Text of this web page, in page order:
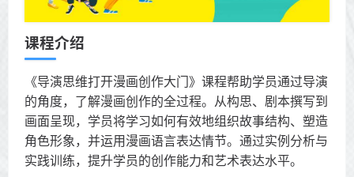
课程介绍
《导演思维打开漫画创作大门》课程帮助学员通过导演
的角度，了解漫画创作的全过程。从构思、剧本撰写到
画面呈现，学员将学习如何有效地组织故事结构、塑造
角色形象，并运用漫画语言表达情节。通过实例分析与
实践训练，提升学员的创作能力和艺术表达水平。